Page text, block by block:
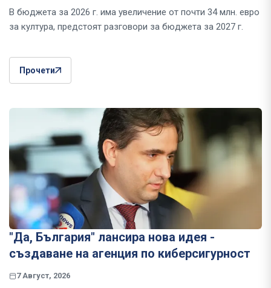
В бюджета за 2026 г. има увеличение от почти 34 млн. евро
за култура, предстоят разговори за бюджета за 2027 г.
Прочети
"Да, България" лансира нова идея -
създаване на агенция по киберсигурност
7 Август, 2026